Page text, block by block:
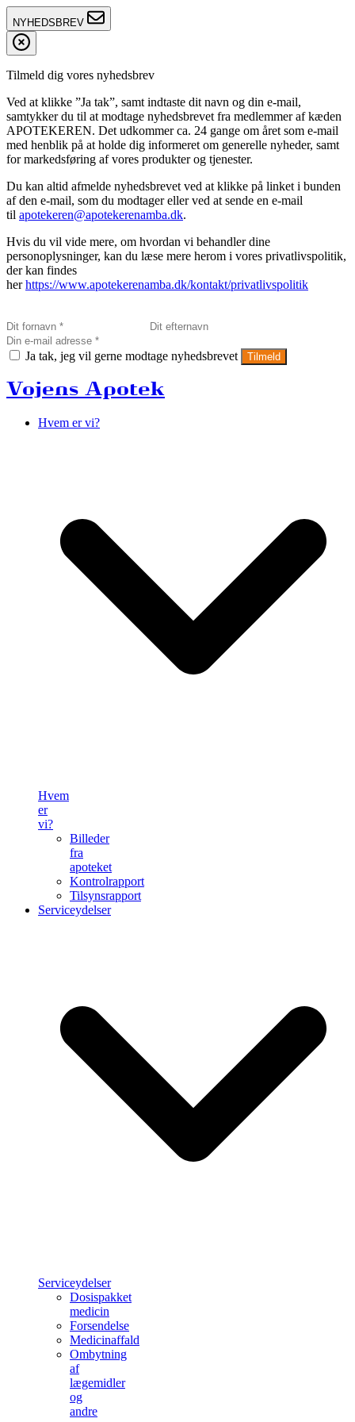
NYHEDSBREV
Tilmeld dig vores nyhedsbrev
Ved at klikke ”Ja tak”, samt indtaste dit navn og din e-mail,
samtykker du til at modtage nyhedsbrevet fra medlemmer af kæden
APOTEKEREN. Det udkommer ca. 24 gange om året som e-mail
med henblik på at holde dig informeret om generelle nyheder, samt
for markedsføring af vores produkter og tjenester.
Du kan altid afmelde nyhedsbrevet ved at klikke på linket i bunden
af den e-mail, som du modtager eller ved at sende en e-mail
til apotekeren@apotekerenamba.dk.
Hvis du vil vide mere, om hvordan vi behandler dine
personoplysninger, kan du læse mere herom i vores privatlivspolitik,
der kan findes
herhttps://www.apotekerenamba.dk/kontakt/privatlivspolitik
Ja tak, jeg vil gerne modtage nyhedsbrevet Tilmeld
Vojens Apotek
Hvem er vi?
Hvem
er
vi?
Billeder
fra
apoteket
Kontrolrapport
Tilsynsrapport
Serviceydelser
Serviceydelser
Dosispakket
medicin
Forsendelse
Medicinaffald
Ombytning
af
lægemidler
og
andre